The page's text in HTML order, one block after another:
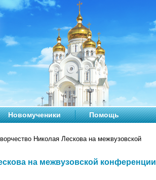
Новомученики Помощь
Николая Лескова на межвузовской
на межвузовской конференции